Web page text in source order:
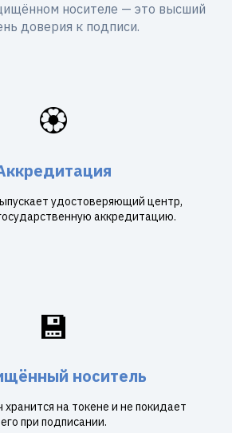
носителе — это высший
доверия к подписи.
🏵️
удостоверяющий центр,
аккредитацию.
💾
носитель
на токене и не покидает
его при подписании.